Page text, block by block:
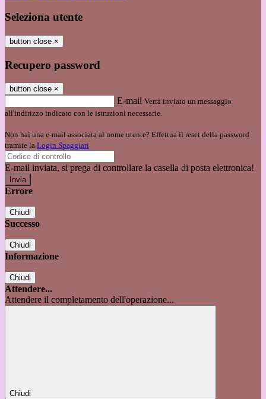
Seleziona utente
button close ×
Recupero password
button close ×
E-mail Verrà inviato un messaggio
all'indirizzo indicato con le istruzioni necessarie.
Non hai una e-mail associata al nome utente? Effettua il reset della password
tramite la Login Spaggiari
E-mail inviata, si prega di controllare la casella di posta elettronica!
Errore
Chiudi
Successo
Chiudi
Informazione
Chiudi
Attendere...
Attendere il completamento dell'operazione...
Chiudi